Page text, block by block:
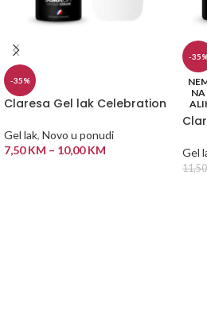
-35%
Claresa Gel lak Celebration
Gel lak, Novo u ponudi
7,50KM – 10,00KM
-
NA
Gel